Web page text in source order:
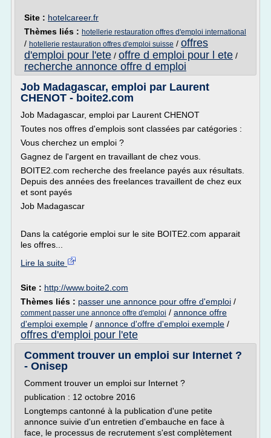
Site : hotelcareer.fr
Thèmes liés : hotellerie restauration offres d'emploi international
/ hotellerie restauration offres d'emploi suisse / offres
d'emploi pour l'ete / offre d emploi pour l ete /
recherche annonce offre d emploi
Job Madagascar, emploi par Laurent
CHENOT - boite2.com
Job Madagascar, emploi par Laurent CHENOT
Toutes nos offres d'emplois sont classées par catégories :
Vous cherchez un emploi ?
Gagnez de l'argent en travaillant de chez vous.
BOITE2.com recherche des freelance payés aux résultats.
Depuis des années des freelances travaillent de chez eux
et sont payés
Job Madagascar
Dans la catégorie emploi sur le site BOITE2.com apparait
les offres...
Lire la suite
Site : http://www.boite2.com
Thèmes liés : passer une annonce pour offre d'emploi /
comment passer une annonce offre d'emploi / annonce offre
d'emploi exemple / annonce d'offre d'emploi exemple /
offres d'emploi pour l'ete
Comment trouver un emploi sur Internet ?
- Onisep
Comment trouver un emploi sur Internet ?
publication : 12 octobre 2016
Longtemps cantonné à la publication d'une petite
annonce suivie d'un entretien d'embauche en face à
face, le processus de recrutement s'est complètement